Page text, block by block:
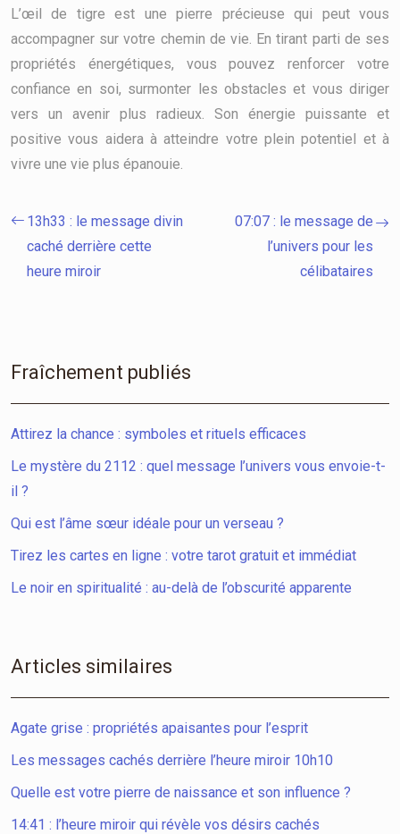
L’œil de tigre est une pierre précieuse qui peut vous
accompagner sur votre chemin de vie. En tirant parti de ses
propriétés énergétiques, vous pouvez renforcer votre
confiance en soi, surmonter les obstacles et vous diriger
vers un avenir plus radieux. Son énergie puissante et
positive vous aidera à atteindre votre plein potentiel et à
vivre une vie plus épanouie.
13h33 : le message divin
caché derrière cette
heure miroir
07:07 : le message de
l’univers pour les
célibataires
Fraîchement publiés
Attirez la chance : symboles et rituels efficaces
Le mystère du 2112 : quel message l’univers vous envoie-t-
il ?
Qui est l’âme sœur idéale pour un verseau ?
Tirez les cartes en ligne : votre tarot gratuit et immédiat
Le noir en spiritualité : au-delà de l’obscurité apparente
Articles similaires
Agate grise : propriétés apaisantes pour l’esprit
Les messages cachés derrière l’heure miroir 10h10
Quelle est votre pierre de naissance et son influence ?
14:41 : l’heure miroir qui révèle vos désirs cachés